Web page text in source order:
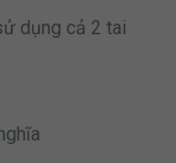
dụng cả 2 tai